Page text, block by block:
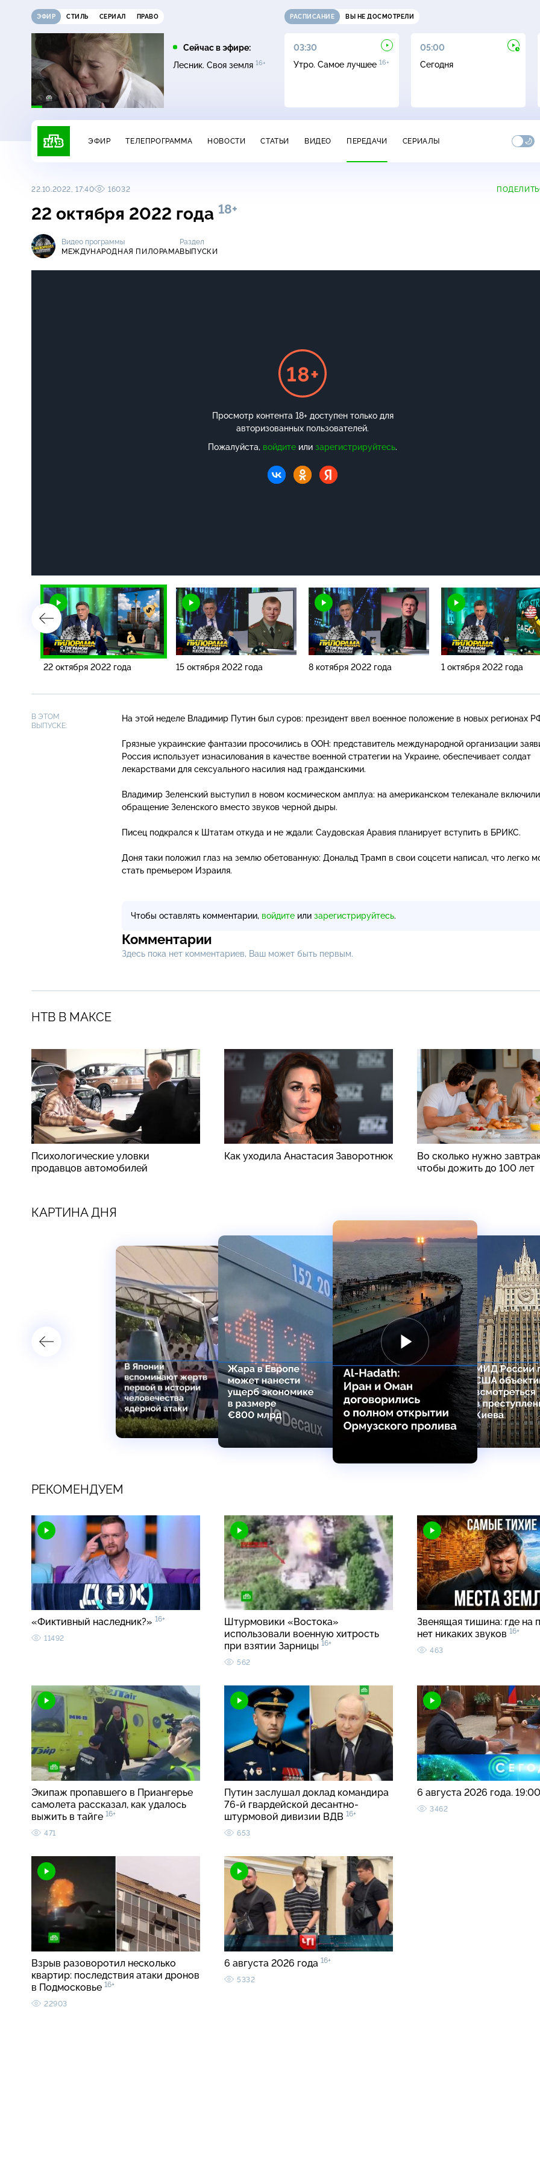
ЭФИР СТИЛЬ СЕРИАЛ ПРАВО
Сейчас в эфире:
Лесник. Своя земля 16+
РАСПИСАНИЕ ВЫ НЕ ДОСМОТРЕЛИ
Темная лошадка
16+
01:45
Лесник. Своя земля16+
03:30
Утро. Самое лучшее 16+
05:00
Сегодня
ЭФИР ТЕЛЕПРОГРАММА НОВОСТИ СТАТЬИ ВИДЕО ПЕРЕДАЧИ СЕРИАЛЫ
22.10.2022, 17:40 16032
22 октября 2022 года 18+
Видео программы
МЕЖДУНАРОДНАЯ ПИЛОРАМА
Раздел
ВЫПУСКИ
Просмотр контента 18+ доступен только для
авторизованных пользователей.
Пожалуйста, войдите или зарегистрируйтесь.
22 октября 2022 года 15 октября 2022 года 8 котября 2022 года 1 октября 2022 года
В ЭТОМ
ВЫПУСКЕ:
На этой неделе Владимир Путин был суров: президент ввел военное положение в новых регионах
Грязные украинские фантазии просочились в ООН: представитель международной организации
Россия использует изнасилования в качестве военной стратегии на Украине, обеспечивает солдат
лекарствами для сексуального насилия над гражданскими.
Владимир Зеленский выступил в новом космическом амплуа: на американском телеканале включили
обращение Зеленского вместо звуков черной дыры.
Писец подкрался к Штатам откуда и не ждали: Саудовская Аравия планирует вступить в БРИКС.
Доня таки положил глаз на землю обетованную: Дональд Трамп в свои соцсети написал, что легко
стать премьером Израиля.
Чтобы оставлять комментарии, войдите или зарегистрируйтесь.
Комментарии
Здесь пока нет комментариев, Ваш может быть первым.
НТВ В МАКСЕ
Психологические уловки
продавцов автомобилей
Как уходила Анастасия Заворотнюк
Во сколько нужно
чтобы дожить до 100 лет
КАРТИНА ДНЯ
РЕКОМЕНДУЕМ
«Фиктивный наследник?» 16+
11492
Штурмовики «Востока»
использовали военную хитрость
при взятии Зарницы 16+
562
Звенящая тишина: где на
нет никаких звуков 16+
463
Экипаж пропавшего в Приангерье
самолета рассказал, как удалось
выжить в тайге 16+
471
Путин заслушал доклад командира
76-й гвардейской десантно-
штурмовой дивизии ВДВ 16+
653
6 августа 2026 года.
3462
Взрыв разоворотил несколько
квартир: последствия атаки дронов
в Подмосковье 16+
22903
6 августа 2026 года 16+
5332